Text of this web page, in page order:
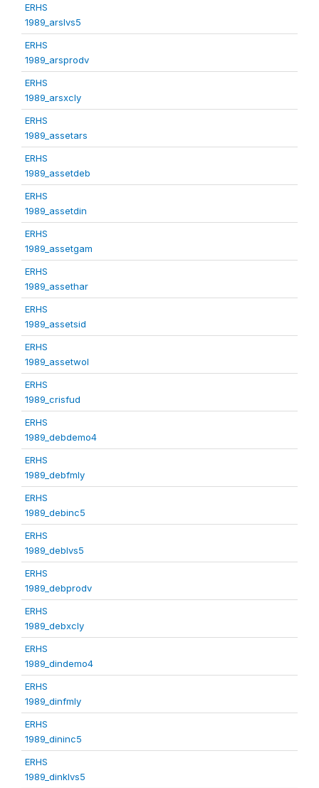
ERHS
1989_arslvs5
ERHS
1989_arsprodv
ERHS
1989_arsxcly
ERHS
1989_assetars
ERHS
1989_assetdeb
ERHS
1989_assetdin
ERHS
1989_assetgam
ERHS
1989_assethar
ERHS
1989_assetsid
ERHS
1989_assetwol
ERHS
1989_crisfud
ERHS
1989_debdemo4
ERHS
1989_debfmly
ERHS
1989_debinc5
ERHS
1989_deblvs5
ERHS
1989_debprodv
ERHS
1989_debxcly
ERHS
1989_dindemo4
ERHS
1989_dinfmly
ERHS
1989_dininc5
ERHS
1989_dinklvs5